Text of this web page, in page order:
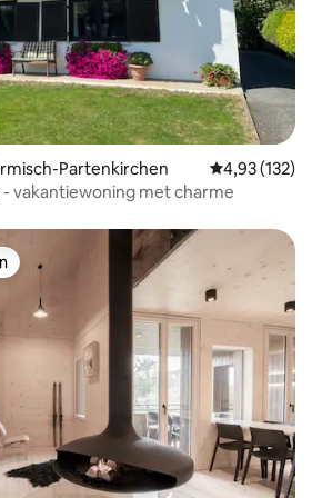
Partenkirchen Gemiddelde
4,93 (132)
vakantiewoning met charme